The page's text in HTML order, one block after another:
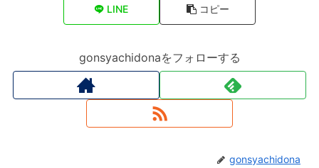
LINE コピー
gonsyachidonaをフォローする
gonsyachidona